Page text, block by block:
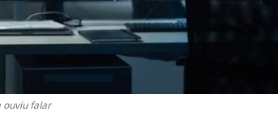
ouviu falar